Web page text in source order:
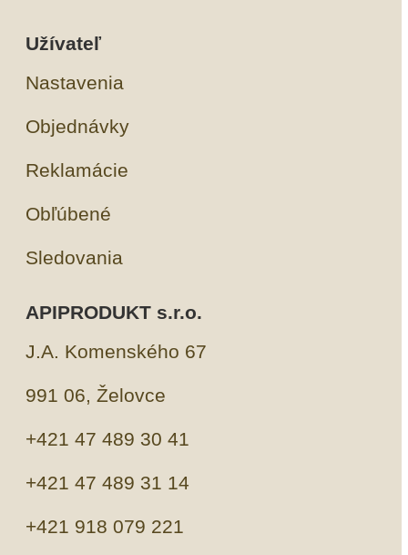
Užívateľ
Nastavenia
Objednávky
Reklamácie
Obľúbené
Sledovania
APIPRODUKT s.r.o.
J.A. Komenského 67
991 06, Želovce
+421 47 489 30 41
+421 47 489 31 14
+421 918 079 221